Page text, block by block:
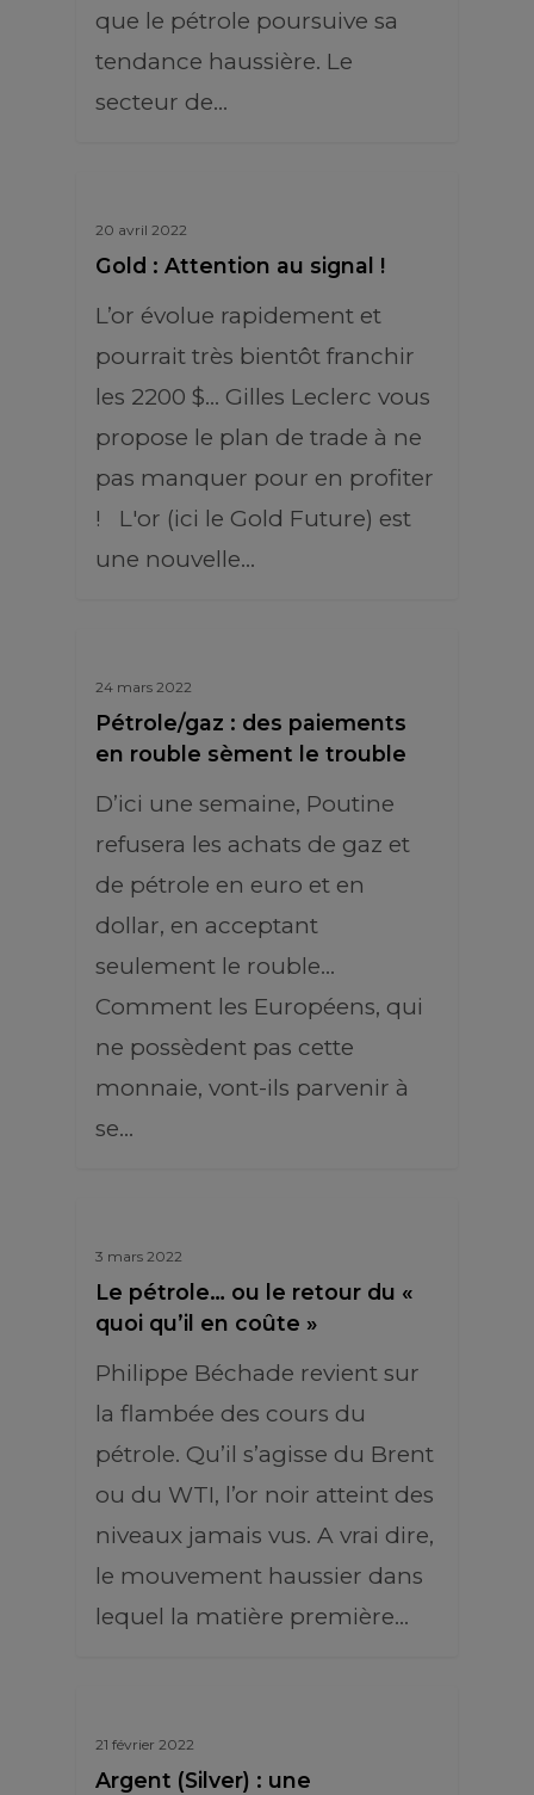
que le pétrole poursuive sa
tendance haussière. Le
secteur de…
20 avril 2022
Gold : Attention au signal !
L’or évolue rapidement et
pourrait très bientôt franchir
les 2200 $… Gilles Leclerc vous
propose le plan de trade à ne
pas manquer pour en profiter
! L'or (ici le Gold Future) est
une nouvelle…
24 mars 2022
Pétrole/gaz : des paiements
en rouble sèment le trouble
D’ici une semaine, Poutine
refusera les achats de gaz et
de pétrole en euro et en
dollar, en acceptant
seulement le rouble...
Comment les Européens, qui
ne possèdent pas cette
monnaie, vont-ils parvenir à
se…
3 mars 2022
Le pétrole… ou le retour du «
quoi qu’il en coûte »
Philippe Béchade revient sur
la flambée des cours du
pétrole. Qu’il s’agisse du Brent
ou du WTI, l’or noir atteint des
niveaux jamais vus. A vrai dire,
le mouvement haussier dans
lequel la matière première…
21 février 2022
Argent (Silver) : une